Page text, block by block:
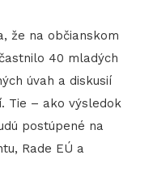
že na občianskom
40 mladých
úvah a diskusií
Tie – ako výsledok
postúpené na
Rade EÚ a